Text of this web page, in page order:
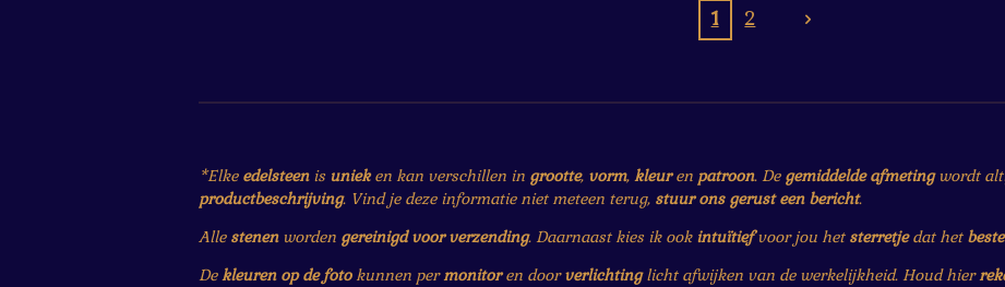
1 2
*Elke edelsteenis unieken kan verschillen in grootte, vorm, kleuren patroon. De gemiddelde afmetingwordt
productbeschrijving. Vind je deze informatie niet meteen terug, stuur ons gerust een bericht.
Alle stenenworden gereinigd voor verzending. Daarnaast kies ik ook intuïtiefvoor jou het sterretjedat het
Dekleuren op de fotokunnen permonitoren doorverlichtinglicht afwijken van de werkelijkheid. Houd hier